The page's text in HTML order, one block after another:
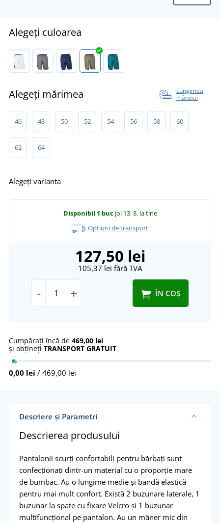
Alegeți culoarea
Alegeți mărimea
Lungimea
mânecii
46 48 50 52 54 56 58 60
62 64
Alegeți varianta
Disponibil 1 buc joi 13. 8. la tine
Opțiuni de transport
127,50 lei
105,37 lei fără TVA
- + ÎN COȘ
Cumpărați încă de 469,00 lei
și obțineți TRANSPORT GRATUIT
0,00 lei / 469,00 lei
Descriere și Parametri
Descrierea produsului
Pantalonii scurți confortabili pentru bărbați sunt
confecționați dintr-un material cu o proporție mare
de bumbac. Au o lungime medie și bandă elastică
pentru mai mult confort. Există 2 buzunare laterale, 1
buzunar la spate cu fixare Velcro și 1 buzunar
multifuncțional pe pantalon. Au un mâner mic din